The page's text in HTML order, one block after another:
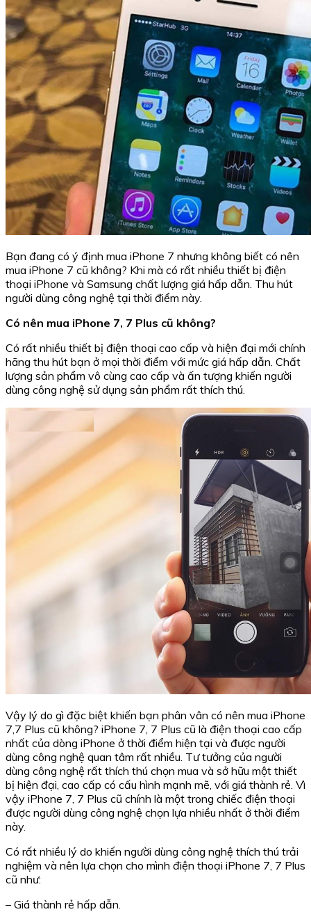
Bạn đang có ý định mua iPhone 7 nhưng không biết có nên
mua iPhone 7 cũ không? Khi mà có rất nhiều thiết bị điện
thoại iPhone và Samsung chất lượng giá hấp dẫn. Thu hút
người dùng công nghệ tại thời điểm này.
Có nên mua iPhone 7, 7 Plus cũ không?
Có rất nhiều thiết bị điện thoại cao cấp và hiện đại mới chính
hãng thu hút bạn ở mọi thời điểm với mức giá hấp dẫn. Chất
lượng sản phẩm vô cùng cao cấp và ấn tượng khiến người
dùng công nghệ sử dụng sản phẩm rất thích thú.
Vậy lý do gì đặc biệt khiến bạn phân vân có nên mua iPhone
7,7 Plus cũ không? iPhone 7, 7 Plus cũ là điện thoại cao cấp
nhất của dòng iPhone ở thời điểm hiện tại và được người
dùng công nghệ quan tâm rất nhiều. Tư tưởng của người
dùng công nghệ rất thích thú chọn mua và sở hữu một thiết
bị hiện đại, cao cấp có cấu hình mạnh mẽ, với giá thành rẻ. Vì
vậy iPhone 7, 7 Plus cũ chính là một trong chiếc điện thoại
được người dùng công nghệ chọn lựa nhiều nhất ở thời điểm
này.
Có rất nhiều lý do khiến người dùng công nghệ thích thú trải
nghiệm và nên lựa chọn cho mình điện thoại iPhone 7, 7 Plus
cũ như:
– Giá thành rẻ hấp dẫn.